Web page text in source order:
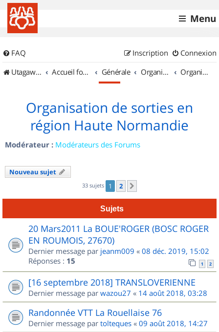
Menu
FAQ Connexion
Inscription
UtagawaVTT (Randos VTT et VTTAE avec traces GPS)
Accueil forum Générale Organisation de sorties & Recherche de partenaires Organisation de sorties en région Haute Normandie
Organisation de sorties en
région Haute Normandie
Modérateur : Modérateurs des Forums
Nouveau sujet
33 sujets 1 2
Sujets
20 Mars2011 La BOUE'ROGER (BOSC ROGER
EN ROUMOIS, 27670)
Dernier message par jeanm009 « 08 déc. 2019, 15:02
Réponses : 15 1 2
[16 septembre 2018] TRANSLOVERIENNE
Dernier message par wazou27 « 14 août 2018, 03:28
Randonnée VTT La Rouellaise 76
Dernier message par tolteques « 09 août 2018, 14:27